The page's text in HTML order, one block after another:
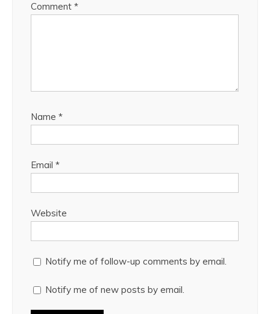
Comment *
Name *
Email *
Website
Notify me of follow-up comments by email.
Notify me of new posts by email.